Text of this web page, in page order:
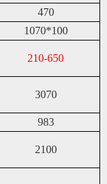
470
1070*100
210-650
3070
983
2100